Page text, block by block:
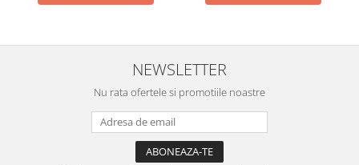
NEWSLETTER
Nu rata ofertele si promotiile noastre